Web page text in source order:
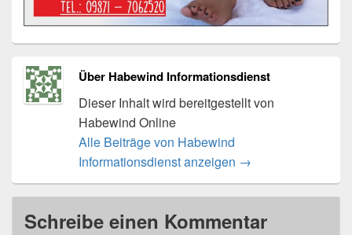
Über Habewind Informationsdienst
Dieser Inhalt wird bereitgestellt von
Habewind Online
Alle Beiträge von Habewind
Informationsdienst anzeigen →
Schreibe einen Kommentar